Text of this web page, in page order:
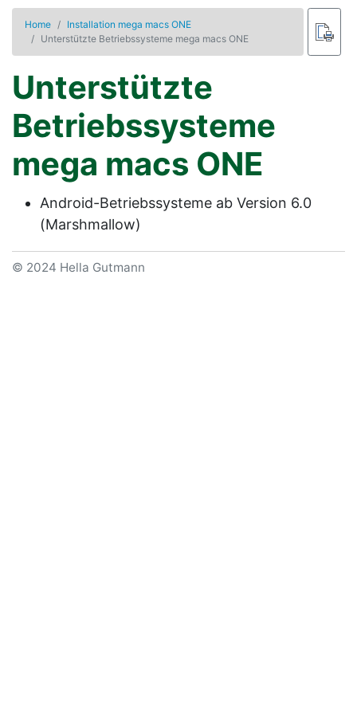
Home
Installation mega macs ONE
Unterstützte Betriebssysteme mega macs ONE
Unterstützte
Betriebssysteme
mega macs ONE
Android-Betriebssysteme ab Version 6.0
(Marshmallow)
© 2024 Hella Gutmann